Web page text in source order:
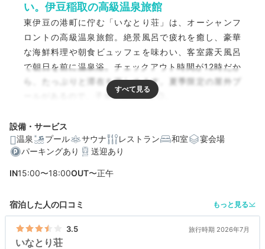
い。伊豆稲取の高級温泉旅館
東伊豆の港町に佇む「いなとり荘」は、オーシャンフ
ロントの高級温泉旅館。絶景風呂で疲れを癒し、豪華
な海鮮料理や朝食ビュッフェを味わい、客室露天風呂
で朝日を前に温泉浴。チェックアウト時間が12時だか
ら、たっぷりと滞在を楽しめます。夏季限定の屋外プ
ールがあるので、子連れ旅行にも◎。
編集部おすすめの３つのポイント
海に浮かんでいる気分になれる絶景露天風呂「蒼空
Sora」
お造りはお好みの魚を選べることも♪港町の海鮮たっぷり
設備・サービス
温泉
プール サウナ レストラン 和室
宴会場
パーキングあり
送迎あり
IN15:00〜18:00OUT〜正午
宿泊した人の口コミ もっと見る
3.5 旅行時期 2026年7月
いなとり荘